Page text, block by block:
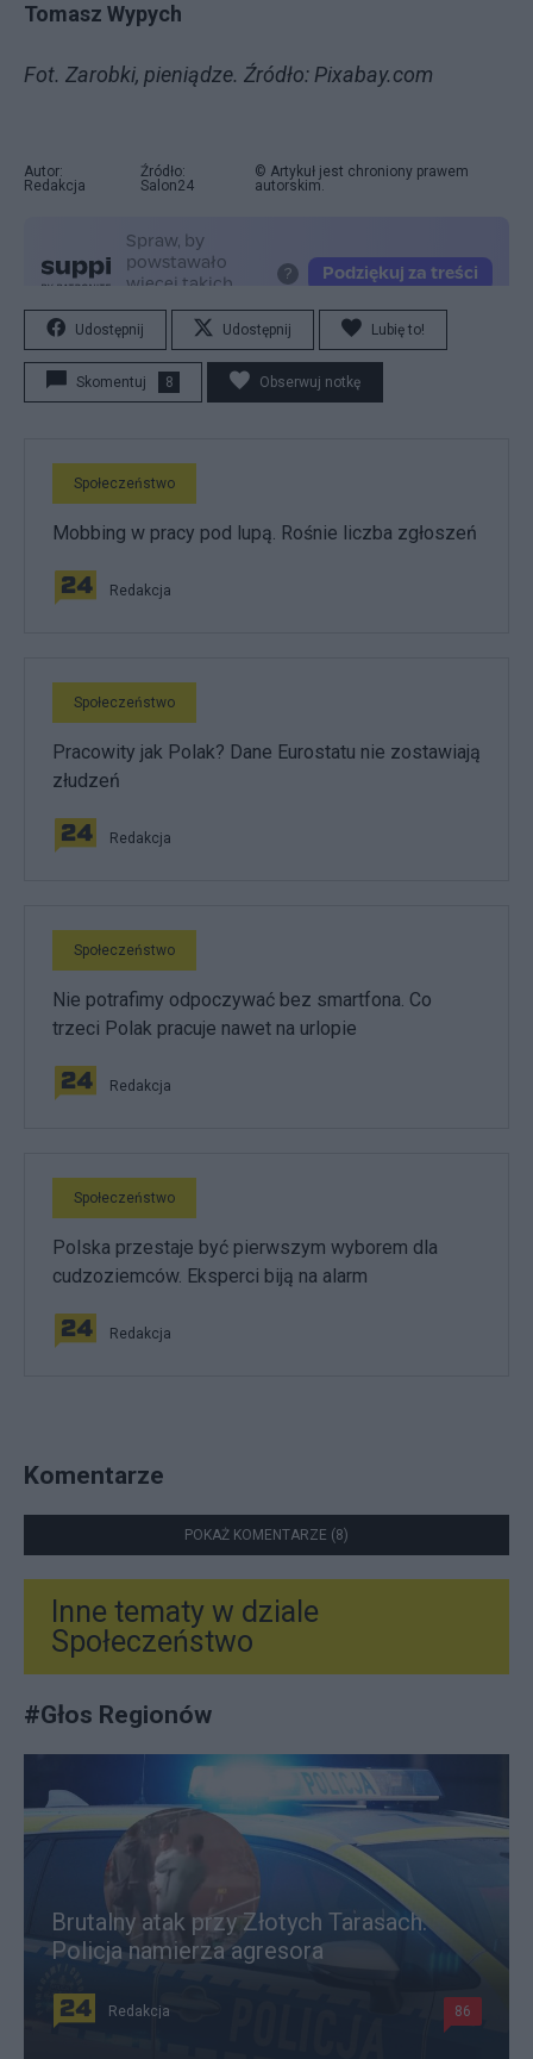
Tomasz Wypych
Fot. Zarobki, pieniądze. Źródło: Pixabay.com
Autor:
Redakcja
Źródło:
Salon24
© Artykuł jest chroniony prawem
autorskim.
Udostępnij Udostępnij Lubię to!
Skomentuj 8 Obserwuj notkę
Społeczeństwo
Mobbing w pracy pod lupą. Rośnie liczba zgłoszeń
Redakcja
Społeczeństwo
Pracowity jak Polak? Dane Eurostatu nie zostawiają
złudzeń
Redakcja
Społeczeństwo
Nie potrafimy odpoczywać bez smartfona. Co
trzeci Polak pracuje nawet na urlopie
Redakcja
Społeczeństwo
Polska przestaje być pierwszym wyborem dla
cudzoziemców. Eksperci biją na alarm
Redakcja
Komentarze
POKAŻ KOMENTARZE (8)
Inne tematy w dziale
Społeczeństwo
#Głos Regionów
Brutalny atak przy Złotych Tarasach.
Policja namierza agresora
Redakcja 86